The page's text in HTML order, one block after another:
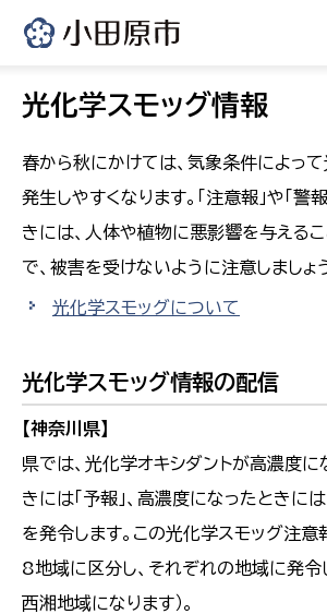
光化学スモッグ情報
春から秋にかけては、気象条件によっ
発生しやすくなります。「注意報」や「警
きには、人体や植物に悪影響を与える
で、被害を受けないように注意しましょ
光化学スモッグについて
光化学スモッグ情報の配信
【神奈川県】
県では、光化学オキシダントが高濃度に
きには「予報」、高濃度になったときには
を発令します。この光化学スモッグ注
8地域に区分し、それぞれの地域に発令
西湘地域になります）。